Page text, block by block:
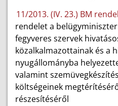
11/2013. (IV. 23.) BM
rendelet a
fegyveres szervek
közalkalmazottainak és a
nyugállományba
valamint
költségeinek
részesítéséről